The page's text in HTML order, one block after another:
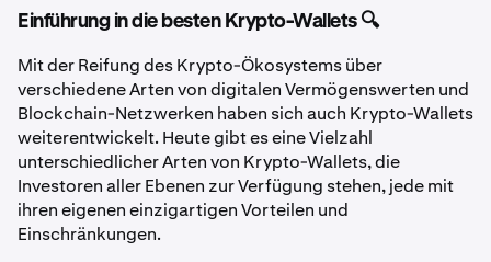
Einführung in die besten Krypto-Wallets 🔍
Mit der Reifung des Krypto-Ökosystems über
verschiedene Arten von digitalen Vermögenswerten und
Blockchain-Netzwerken haben sich auch Krypto-Wallets
weiterentwickelt. Heute gibt es eine Vielzahl
unterschiedlicher Arten von Krypto-Wallets, die
Investoren aller Ebenen zur Verfügung stehen, jede mit
ihren eigenen einzigartigen Vorteilen und
Einschränkungen.